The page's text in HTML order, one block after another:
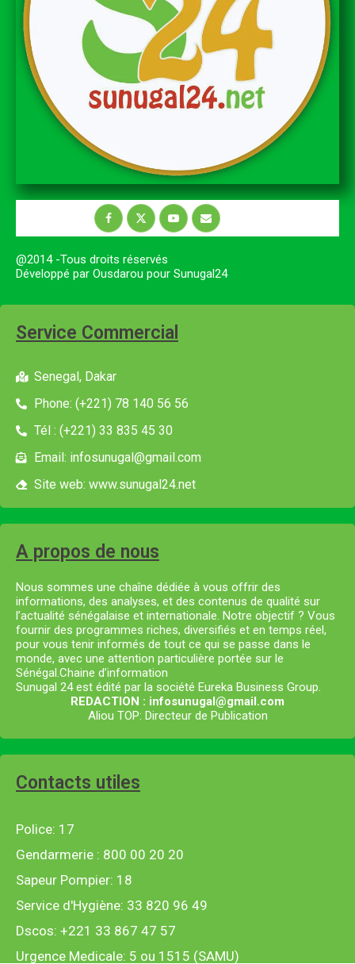
@2014 -Tous droits réservés
Développé par Ousdarou pour Sunugal24
Service Commercial
Senegal, Dakar
Phone: (+221) 78 140 56 56
Tél : (+221) 33 835 45 30
Email: infosunugal@gmail.com
Site web: www.sunugal24.net
A propos de nous
Nous sommes une chaîne dédiée à vous offrir des
informations, des analyses, et des contenus de qualité sur
l’actualité sénégalaise et internationale. Notre objectif ? Vous
fournir des programmes riches, diversifiés et en temps réel,
pour vous tenir informés de tout ce qui se passe dans le
monde, avec une attention particulière portée sur le
Sénégal.Chaine d’information
Sunugal 24 est édité par la société Eureka Business Group.
REDACTION : infosunugal@gmail.com
Aliou TOP: Directeur de Publication
Contacts utiles
Police: 17
Gendarmerie : 800 00 20 20
Sapeur Pompier: 18
Service d'Hygiène: 33 820 96 49
Dscos: +221 33 867 47 57
Urgence Medicale: 5 ou 1515 (SAMU)